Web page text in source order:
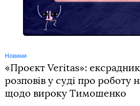
Новини
«Проєкт Veritas»:
розповів у суді про роботу
щодо вироку Тимошенко